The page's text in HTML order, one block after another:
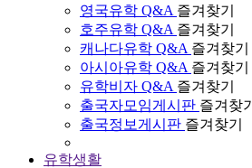
영국유학 Q&A 즐겨찾기
호주유학 Q&A 즐겨찾기
캐나다유학 Q&A 즐겨찾기
아시아유학 Q&A 즐겨찾기
유학비자 Q&A 즐겨찾기
출국자모임게시판 즐겨찾기
출국정보게시판 즐겨찾기
유학생활